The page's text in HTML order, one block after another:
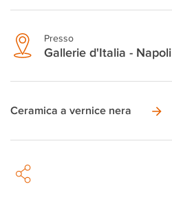
Presso
Gallerie d'Italia - Napoli
Ceramica a vernice nera